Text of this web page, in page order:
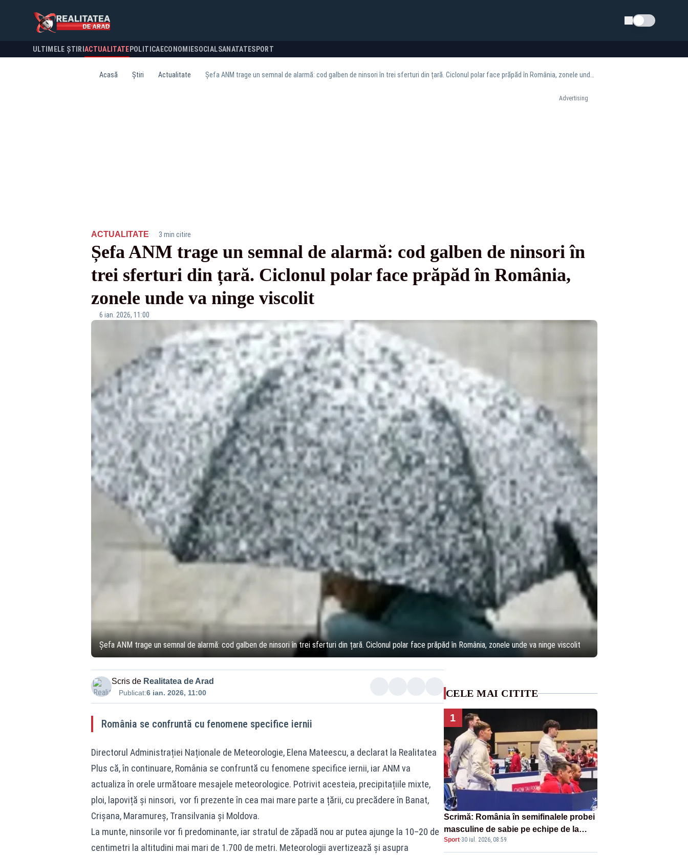
Schimba tema
ULTIMELE ȘTIRI ACTUALITATE POLITICA ECONOMIESOCIALSANATATESPORT
Acasă Știri Actualitate
Advertising
ACTUALITATE· 3 min citire
Șefa ANM trage un semnal de alarmă: cod galben de ninsori în
trei sferturi din țară. Ciclonul polar face prăpăd în România,
zonele unde va ninge viscolit
6 ian. 2026, 11:00
Șefa ANM trage un semnal de alarmă: cod galben de ninsori în trei sferturi din țară. Ciclonul polar face prăpăd în România, zonele unde va ninge viscolit
Scris de Realitatea de Arad
Publicat:6 ian. 2026, 11:00
România se confruntă cu fenomene specifice iernii
Directorul Administrației Naționale de Meteorologie, Elena Mateescu, a declarat la Realitatea
Plus că, în continuare, România se confruntă cu fenomene specifice iernii, iar ANM va
actualiza în orele următoare mesajele meteorologice. Potrivit acesteia, precipitațiile mixte,
ploi, lapoviță și ninsori, vor fi prezente în cea mai mare parte a țării, cu precădere în Banat,
Crișana, Maramureș, Transilvania și Moldova.
La munte, ninsorile vor fi predominante, iar stratul de zăpadă nou ar putea ajunge la 10–20 de
centimetri la altitudini mai mari de 1.700 de metri. Meteorologii avertizează și asupra
CELE MAI CITITE
1
Scrimă: România în semifinalele probei
masculine de sabie pe echipe de la
Campionatele Mondiale
Sport·30 iul. 2026, 08:59